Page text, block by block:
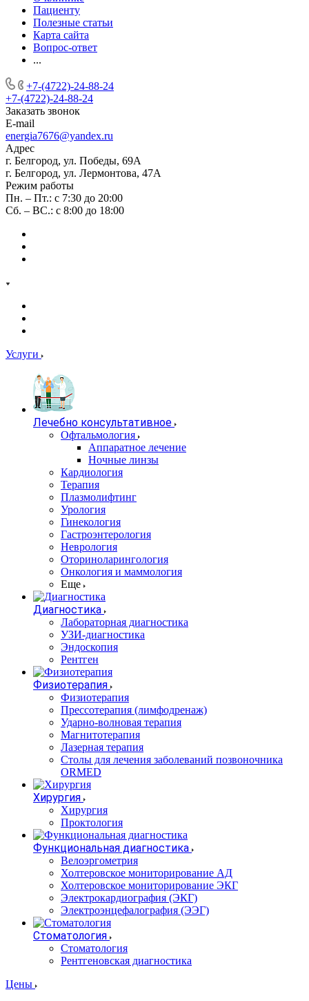
Пациенту
Полезные статьи
Карта сайта
Вопрос-ответ
...
+7-(4722)-24-88-24
+7-(4722)-24-88-24
Заказать звонок
E-mail
energia7676@yandex.ru
Адрес
г. Белгород, ул. Победы, 69А
г. Белгород, ул. Лермонтова, 47А
Режим работы
Пн. – Пт.: с 7:30 до 20:00
Сб. – ВС.: с 8:00 до 18:00
Услуги
Лечебно консультативное
Офтальмология
Аппаратное лечение
Ночные линзы
Кардиология
Терапия
Плазмолифтинг
Урология
Гинекология
Гастроэнтерология
Неврология
Оториноларингология
Онкология и маммология
Еще
Диагностика
Лабораторная диагностика
УЗИ-диагностика
Эндоскопия
Рентген
Физиотерапия
Физиотерапия
Прессотерапия (лимфодренаж)
Ударно-волновая терапия
Магнитотерапия
Лазерная терапия
Столы для лечения заболеваний позвоночника
ORMED
Хирургия
Хирургия
Проктология
Функциональная диагностика
Велоэргометрия
Холтеровское мониторирование АД
Холтеровское мониторирование ЭКГ
Электрокардиография (ЭКГ)
Электроэнцефалография (ЭЭГ)
Стоматология
Стоматология
Рентгеновская диагностика
Цены